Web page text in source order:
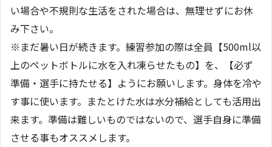
い場合や不規則な生活をされた場合は、無理せずにお休
み下さい。
※まだ暑い日が続きます。練習参加の際は全員【500ml以
上のペットボトルに水を入れ凍らせたもの】を、【必ず
準備・選手に持たせる】ようにお願いします。身体を冷や
す事に使います。またとけた水は水分補給としても活用出
来ます。準備は難しいものではないので、選手自身に準備
させる事もオススメします。